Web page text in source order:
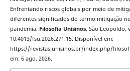
Enfrentando riscos globais por meio de
diferentes significados do termo mitigação
pandemia. Filosofia Unisinos, São Leopoldo,
10.4013/fsu.2026.271.15. Disponível em:
https://revistas.unisinos.br/index.php/
em: 6 ago. 2026.